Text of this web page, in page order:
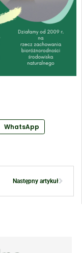
WhatsApp
Następny artykuł